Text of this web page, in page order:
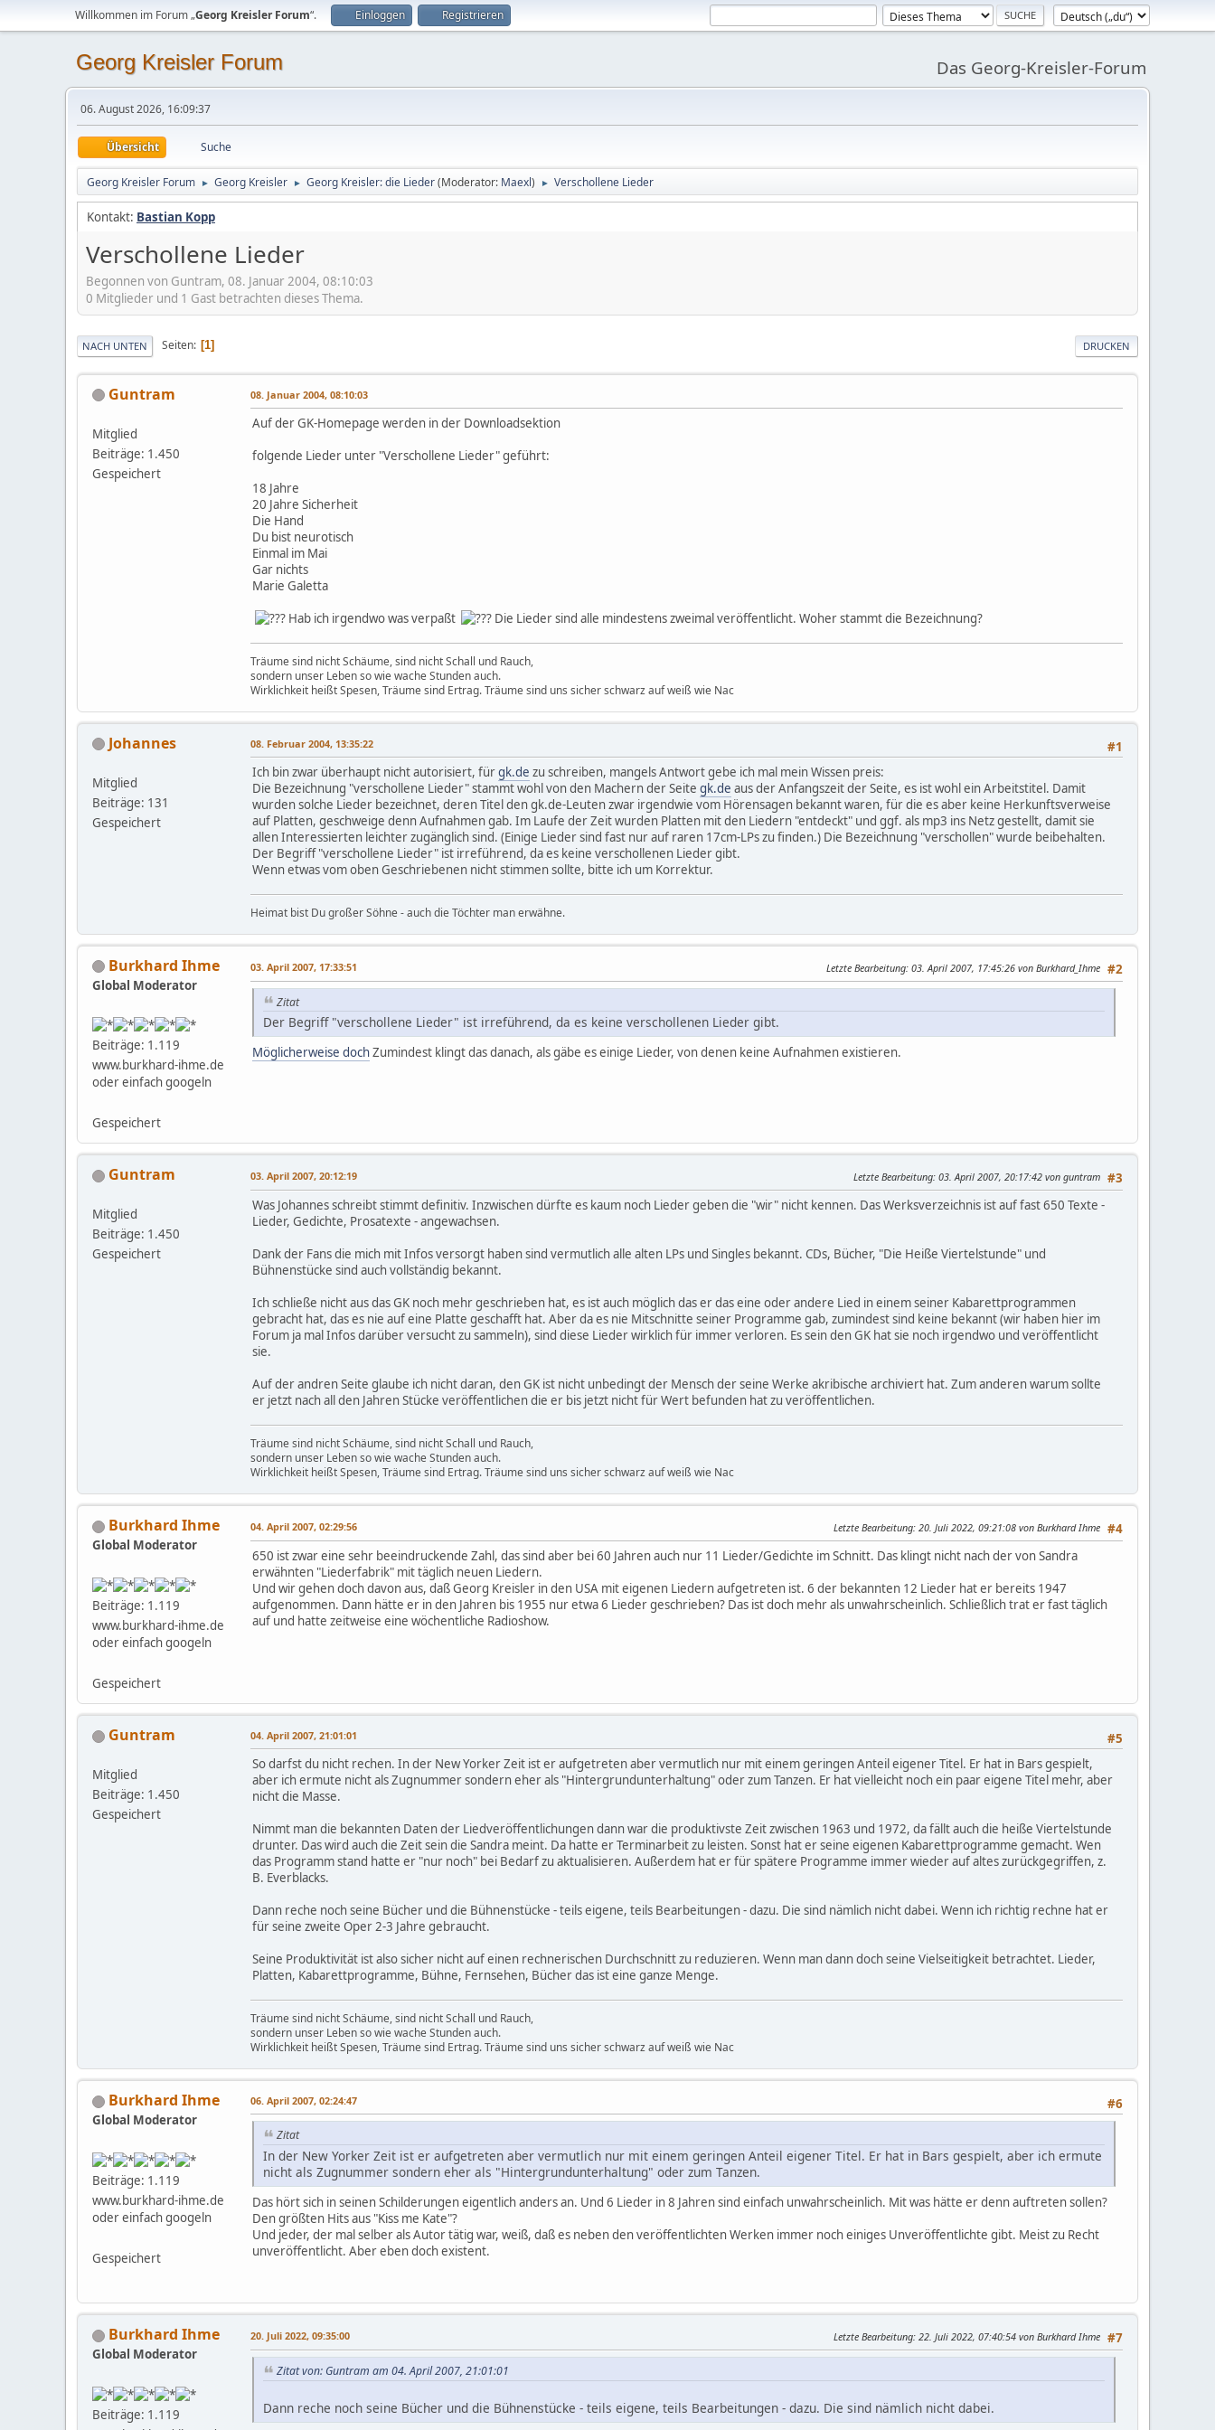
Willkommen im Forum „Georg Kreisler Forum“. Einloggen Registrieren
Georg Kreisler Forum Das Georg-Kreisler-Forum
06. August 2026, 16:09:37
Übersicht Suche
Georg Kreisler Forum ► Georg Kreisler ► Georg Kreisler: die Lieder(Moderator: Maexl) ► Verschollene Lieder
Kontakt: Bastian Kopp
Verschollene Lieder
Begonnen von Guntram, 08. Januar 2004, 08:10:03
0 Mitglieder und 1 Gast betrachten dieses Thema.
DRUCKEN
NACH UNTEN Seiten 1
Guntram
Mitglied
Beiträge: 1.450
Gespeichert
08. Januar 2004, 08:10:03
Auf der GK-Homepage werden in der Downloadsektion
folgende Lieder unter "Verschollene Lieder" geführt:
18 Jahre
20 Jahre Sicherheit
Die Hand
Du bist neurotisch
Einmal im Mai
Gar nichts
Marie Galetta
Hab ich irgendwo was verpaßt
Die Lieder sind alle mindestens zweimal veröffentlicht. Woher stammt die Bezeichnung?
Träume sind nicht Schäume, sind nicht Schall und Rauch,
sondern unser Leben so wie wache Stunden auch.
Wirklichkeit heißt Spesen, Träume sind Ertrag. Träume sind uns sicher schwarz auf weiß wie Nac
Johannes
Mitglied
Beiträge: 131
Gespeichert
#1
08. Februar 2004, 13:35:22
Ich bin zwar überhaupt nicht autorisiert, fürgk.de zu schreiben, mangels Antwort gebe ich mal mein Wissen preis:
Die Bezeichnung "verschollene Lieder" stammt wohl von den Machern der Seite gk.de aus der Anfangszeit der Seite, es ist wohl ein Arbeitstitel. Damit
wurden solche Lieder bezeichnet, deren Titel den gk.de-Leuten zwar irgendwie vom Hörensagen bekannt waren, für die es aber keine Herkunftsverweise
auf Platten, geschweige denn Aufnahmen gab. Im Laufe der Zeit wurden Platten mit den Liedern "entdeckt" und ggf. als mp3 ins Netz gestellt, damit sie
allen Interessierten leichter zugänglich sind. (Einige Lieder sind fast nur auf raren 17cm-LPs zu finden.) Die Bezeichnung "verschollen" wurde beibehalten.
Der Begriff "verschollene Lieder" ist irreführend, da es keine verschollenen Lieder gibt.
Wenn etwas vom oben Geschriebenen nicht stimmen sollte, bitte ich um Korrektur.
Heimat bist Du großer Söhne - auch die Töchter man erwähne.
Burkhard Ihme
Global Moderator
Beiträge: 1.119
www.burkhard-ihme.de
oder einfach googeln
Gespeichert
#2
03. April 2007, 17:33:51 Letzte Bearbeitung: 03. April 2007, 17:45:26 von Burkhard_Ihme
Zitat
Der Begriff "verschollene Lieder" ist irreführend, da es keine verschollenen Lieder gibt.
Möglicherweise dochZumindest klingt das danach, als gäbe es einige Lieder, von denen keine Aufnahmen existieren.
Guntram
Mitglied
Beiträge: 1.450
Gespeichert
#3
03. April 2007, 20:12:19 Letzte Bearbeitung: 03. April 2007, 20:17:42 von guntram
Was Johannes schreibt stimmt definitiv. Inzwischen dürfte es kaum noch Lieder geben die "wir" nicht kennen. Das Werksverzeichnis ist auf fast 650 Texte -
Lieder, Gedichte, Prosatexte - angewachsen.
Dank der Fans die mich mit Infos versorgt haben sind vermutlich alle alten LPs und Singles bekannt. CDs, Bücher, "Die Heiße Viertelstunde" und
Bühnenstücke sind auch vollständig bekannt.
Ich schließe nicht aus das GK noch mehr geschrieben hat, es ist auch möglich das er das eine oder andere Lied in einem seiner Kabarettprogrammen
gebracht hat, das es nie auf eine Platte geschafft hat. Aber da es nie Mitschnitte seiner Programme gab, zumindest sind keine bekannt (wir haben hier im
Forum ja mal Infos darüber versucht zu sammeln), sind diese Lieder wirklich für immer verloren. Es sein den GK hat sie noch irgendwo und veröffentlicht
sie.
Auf der andren Seite glaube ich nicht daran, den GK ist nicht unbedingt der Mensch der seine Werke akribische archiviert hat. Zum anderen warum sollte
er jetzt nach all den Jahren Stücke veröffentlichen die er bis jetzt nicht für Wert befunden hat zu veröffentlichen.
Träume sind nicht Schäume, sind nicht Schall und Rauch,
sondern unser Leben so wie wache Stunden auch.
Wirklichkeit heißt Spesen, Träume sind Ertrag. Träume sind uns sicher schwarz auf weiß wie Nac
Burkhard Ihme
Global Moderator
Beiträge: 1.119
www.burkhard-ihme.de
oder einfach googeln
Gespeichert
#4
04. April 2007, 02:29:56 Letzte Bearbeitung: 20. Juli 2022, 09:21:08 von Burkhard Ihme
650 ist zwar eine sehr beeindruckende Zahl, das sind aber bei 60 Jahren auch nur 11 Lieder/Gedichte im Schnitt. Das klingt nicht nach der von Sandra
erwähnten "Liederfabrik" mit täglich neuen Liedern.
Und wir gehen doch davon aus, daß Georg Kreisler in den USA mit eigenen Liedern aufgetreten ist. 6 der bekannten 12 Lieder hat er bereits 1947
aufgenommen. Dann hätte er in den Jahren bis 1955 nur etwa 6 Lieder geschrieben? Das ist doch mehr als unwahrscheinlich. Schließlich trat er fast täglich
auf und hatte zeitweise eine wöchentliche Radioshow.
Guntram
Mitglied
Beiträge: 1.450
Gespeichert
#5
04. April 2007, 21:01:01
So darfst du nicht rechen. In der New Yorker Zeit ist er aufgetreten aber vermutlich nur mit einem geringen Anteil eigener Titel. Er hat in Bars gespielt,
aber ich ermute nicht als Zugnummer sondern eher als "Hintergrundunterhaltung" oder zum Tanzen. Er hat vielleicht noch ein paar eigene Titel mehr, aber
nicht die Masse.
Nimmt man die bekannten Daten der Liedveröffentlichungen dann war die produktivste Zeit zwischen 1963 und 1972, da fällt auch die heiße Viertelstunde
drunter. Das wird auch die Zeit sein die Sandra meint. Da hatte er Terminarbeit zu leisten. Sonst hat er seine eigenen Kabarettprogramme gemacht. Wen
das Programm stand hatte er "nur noch" bei Bedarf zu aktualisieren. Außerdem hat er für spätere Programme immer wieder auf altes zurückgegriffen, z.
B. Everblacks.
Dann reche noch seine Bücher und die Bühnenstücke - teils eigene, teils Bearbeitungen - dazu. Die sind nämlich nicht dabei. Wenn ich richtig rechne hat er
für seine zweite Oper 2-3 Jahre gebraucht.
Seine Produktivität ist also sicher nicht auf einen rechnerischen Durchschnitt zu reduzieren. Wenn man dann doch seine Vielseitigkeit betrachtet. Lieder,
Platten, Kabarettprogramme, Bühne, Fernsehen, Bücher das ist eine ganze Menge.
Träume sind nicht Schäume, sind nicht Schall und Rauch,
sondern unser Leben so wie wache Stunden auch.
Wirklichkeit heißt Spesen, Träume sind Ertrag. Träume sind uns sicher schwarz auf weiß wie Nac
Burkhard Ihme
Global Moderator
Beiträge: 1.119
www.burkhard-ihme.de
oder einfach googeln
Gespeichert
#6
06. April 2007, 02:24:47
Zitat
In der New Yorker Zeit ist er aufgetreten aber vermutlich nur mit einem geringen Anteil eigener Titel. Er hat in Bars gespielt, aber ich ermute
nicht als Zugnummer sondern eher als "Hintergrundunterhaltung" oder zum Tanzen.
Das hört sich in seinen Schilderungen eigentlich anders an. Und 6 Lieder in 8 Jahren sind einfach unwahrscheinlich. Mit was hätte er denn auftreten sollen?
Den größten Hits aus "Kiss me Kate"?
Und jeder, der mal selber als Autor tätig war, weiß, daß es neben den veröffentlichten Werken immer noch einiges Unveröffentlichte gibt. Meist zu Recht
unveröffentlicht. Aber eben doch existent.
Burkhard Ihme
Global Moderator
Beiträge: 1.119
#7
20. Juli 2022, 09:35:00 Letzte Bearbeitung: 22. Juli 2022, 07:40:54 von Burkhard Ihme
Zitat von: Guntram am 04. April 2007, 21:01:01
Dann reche noch seine Bücher und die Bühnenstücke - teils eigene, teils Bearbeitungen - dazu. Die sind nämlich nicht dabei.